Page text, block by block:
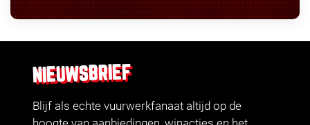
NIEUWSBRIEF
Blijf als echte vuurwerkfanaat altijd op de